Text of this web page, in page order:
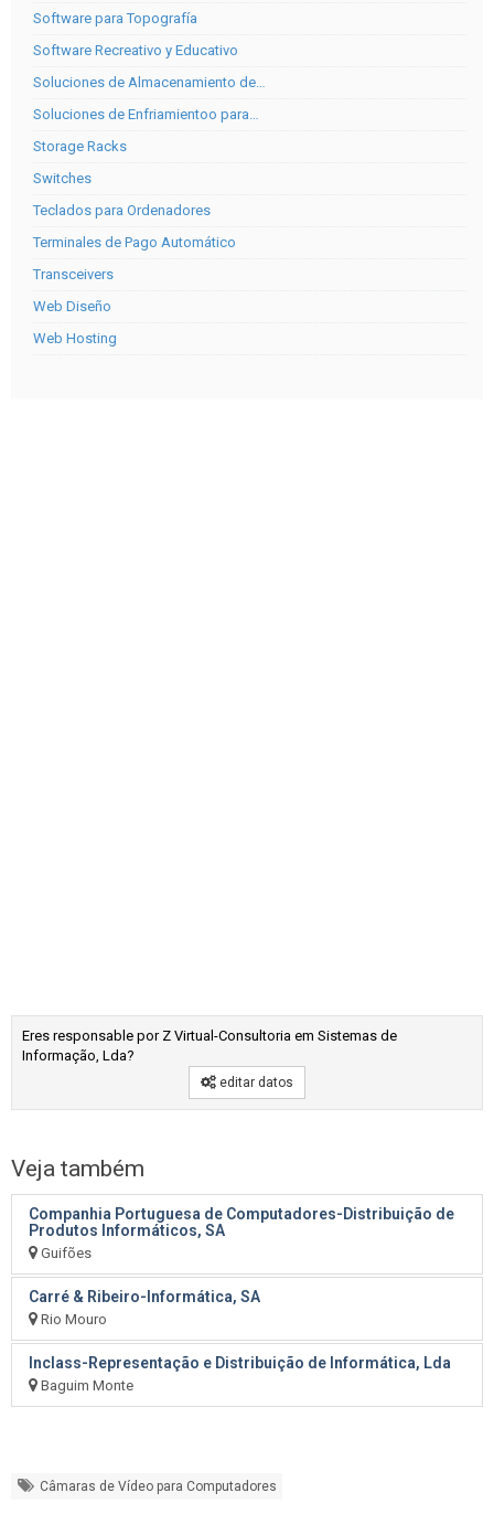
Software para Topografía
Software Recreativo y Educativo
Soluciones de Almacenamiento de…
Soluciones de Enfriamientoo para…
Storage Racks
Switches
Teclados para Ordenadores
Terminales de Pago Automático
Transceivers
Web Diseño
Web Hosting
Eres responsable por Z Virtual-Consultoria em Sistemas de
Informação, Lda?
editar datos
Veja também
Companhia Portuguesa de Computadores-Distribuição de
Produtos Informáticos, SA
Guifões
Carré & Ribeiro-Informática, SA
Rio Mouro
Inclass-Representação e Distribuição de Informática, Lda
Baguim Monte
Câmaras de Vídeo para Computadores